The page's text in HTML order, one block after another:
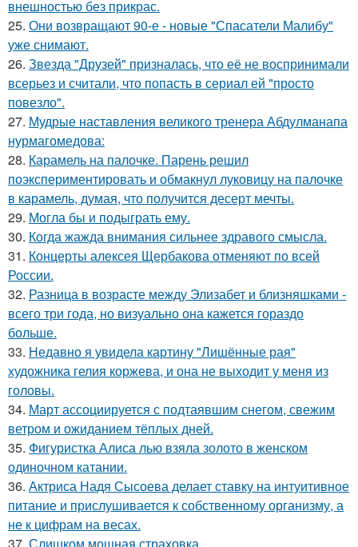
внешностью без прикрас.
25. Они возвращают 90-е - новые "Спасатели Малибу"
уже снимают.
26. Звезда "Друзей" призналась, что её не воспринимали
всерьез и считали, что попасть в сериал ей "просто
повезло".
27. Мудрые наставления великого тренера Абдулманапа
нурмагомедова:
28. Карамель на палочке. Парень решил
поэкспериментировать и обмакнул луковицу на палочке
в карамель, думая, что получится десерт мечты.
29. Могла бы и подыграть ему.
30. Когда жажда внимания сильнее здравого смысла.
31. Концерты алексея Щербакова отменяют по всей
России.
32. Разница в возрасте между Элизабет и близняшками -
всего три года, но визуально она кажется гораздо
больше.
33. Недавно я увидела картину "Лишённые рая"
художника гелия коржева, и она не выходит у меня из
головы.
34. Март ассоциируется с подтаявшим снегом, свежим
ветром и ожиданием тёплых дней.
35. Фигуристка Алиса лью взяла золото в женском
одиночном катании.
36. Актриса Надя Сысоева делает ставку на интуитивное
питание и прислушивается к собственному организму, а
не к цифрам на весах.